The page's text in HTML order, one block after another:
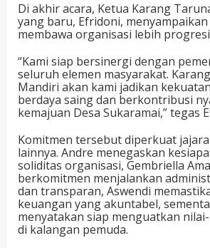
Di akhir acara, Ketua Karang
yang baru, Efridoni,
membawa organisasi lebih
“Kami siap bersinergi dengan
seluruh elemen masyarakat.
Mandiri akan kami jadikan
berdaya saing dan berkontribusi
kemajuan Desa Sukaramai,” tegas
Komitmen tersebut diperkuat
lainnya. Andre menegaskan
soliditas organisasi, Gembriella
berkomitmen menjalankan
dan transparan, Aswendi
keuangan yang akuntabel,
menyatakan siap menguatkan
di kalangan pemuda.